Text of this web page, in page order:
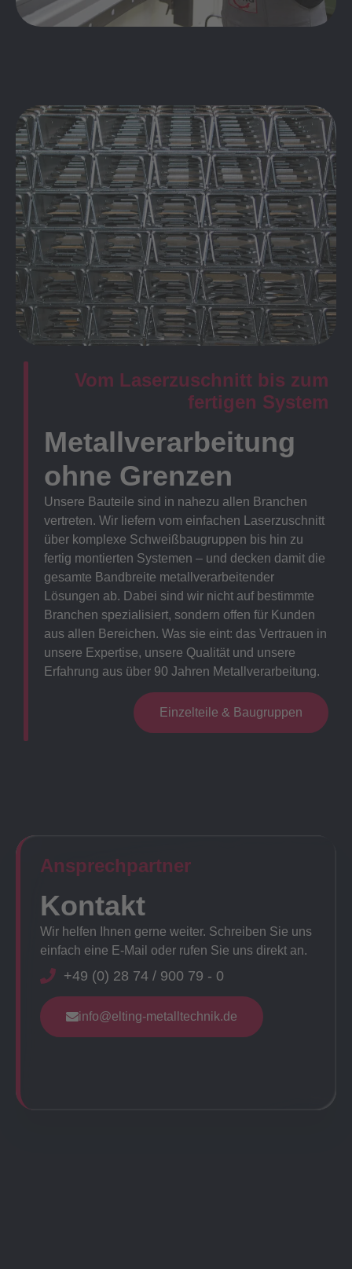
Vom Laserzuschnitt bis zum
fertigen System
Metallverarbeitung
ohne Grenzen
Unsere Bauteile sind in nahezu allen Branchen
vertreten. Wir liefern vom einfachen Laserzuschnitt
über komplexe Schweißbaugruppen bis hin zu
fertig montierten Systemen – und decken damit die
gesamte Bandbreite metallverarbeitender
Lösungen ab. Dabei sind wir nicht auf bestimmte
Branchen spezialisiert, sondern offen für Kunden
aus allen Bereichen. Was sie eint: das Vertrauen in
unsere Expertise, unsere Qualität und unsere
Erfahrung aus über 90 Jahren Metallverarbeitung.
Einzelteile & Baugruppen
Ansprechpartner​
Kontakt
Wir helfen Ihnen gerne weiter. Schreiben Sie uns
einfach eine E-Mail oder rufen Sie uns direkt an.
+49 (0) 28 74 / 900 79 - 0
info@elting-metalltechnik.de